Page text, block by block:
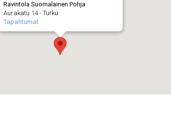
Ravintola Suomalainen Pohja
Aurakatu 14 - Turku
Tapahtumat